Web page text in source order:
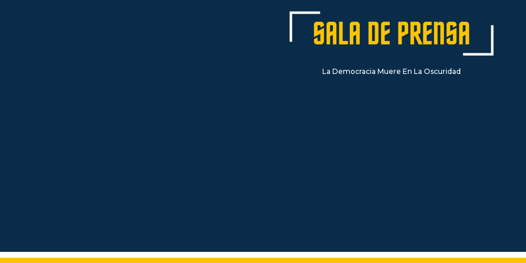
La Democracia Muere En La Oscuridad